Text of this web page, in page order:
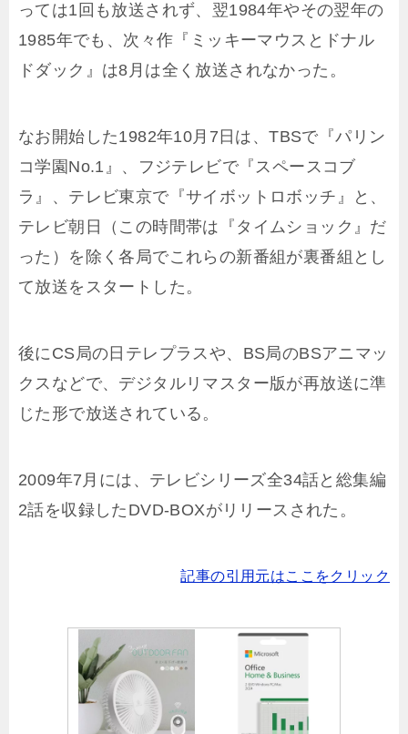
っては1回も放送されず、翌1984年やその翌年の
1985年でも、次々作『ミッキーマウスとドナル
ドダック』は8月は全く放送されなかった。
なお開始した1982年10月7日は、TBSで『パリン
コ学園No.1』、フジテレビで『スペースコブ
ラ』、テレビ東京で『サイボットロボッチ』と、
テレビ朝日（この時間帯は『タイムショック』だ
った）を除く各局でこれらの新番組が裏番組とし
て放送をスタートした。
後にCS局の日テレプラスや、BS局のBSアニマッ
クスなどで、デジタルリマスター版が再放送に準
じた形で放送されている。
2009年7月には、テレビシリーズ全34話と総集編
2話を収録したDVD-BOXがリリースされた。
記事の引用元はここをクリック